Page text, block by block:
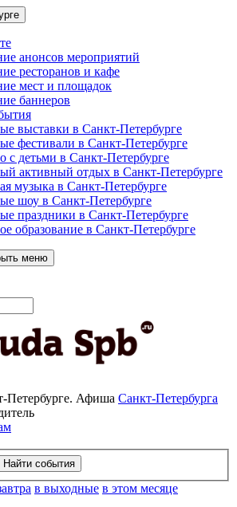
анонсов мероприятий
ресторанов и кафе
мест и площадок
баннеров
выставки в Санкт-Петербурге
фестивали в Санкт-Петербурге
с детьми в Санкт-Петербурге
активный отдых в Санкт-Петербурге
музыка в Санкт-Петербурге
шоу в Санкт-Петербурге
праздники в Санкт-Петербурге
образование в Санкт-Петербурге
меню
Петербурге. Афиша Санкт-Петербурга
в выходные в этом месяце